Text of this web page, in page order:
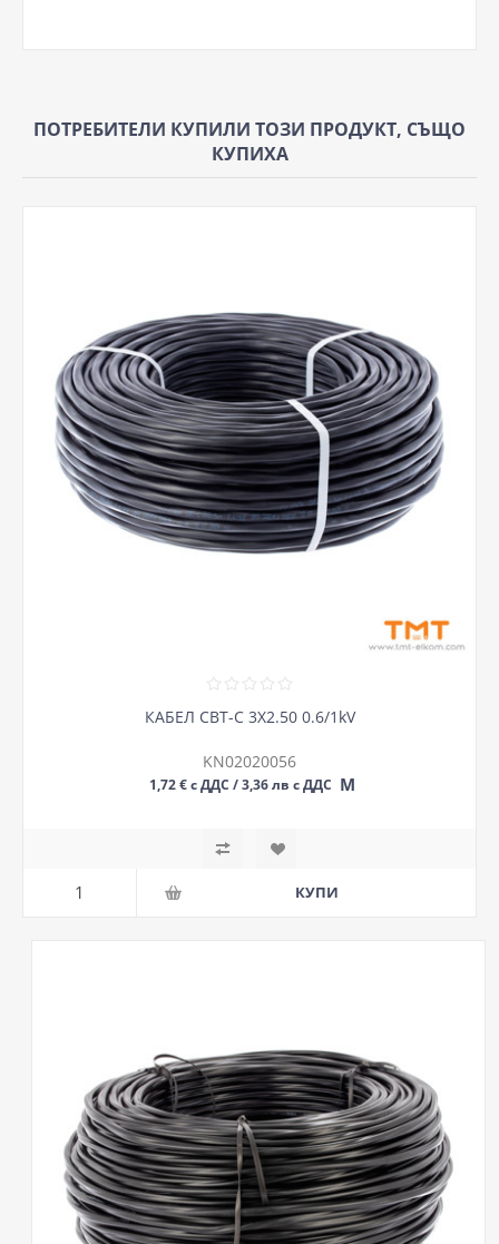
ПОТРЕБИТЕЛИ КУПИЛИ ТОЗИ ПРОДУКТ, СЪЩО
КУПИХА
КАБЕЛ СВТ-С 3Х2.50 0.6/1kV
KN02020056
1,72 € с ДДС / 3,36 лв с ДДС М